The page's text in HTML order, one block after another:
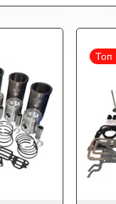
Топ